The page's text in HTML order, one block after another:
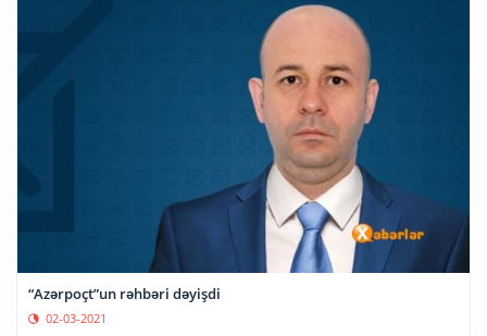
“Azərpoçt”un rəhbəri dəyişdi
02-03-2021